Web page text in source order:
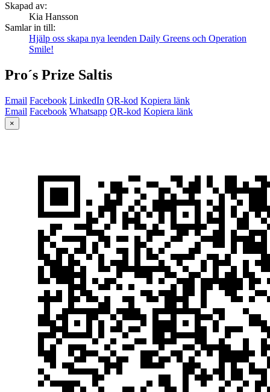
Skapad av:
Kia Hansson
Samlar in till:
Hjälp oss skapa nya leenden Daily Greens och Operation
Smile!
Pro´s Prize Saltis
Email Facebook LinkedIn QR-kod Kopiera länk
Email Facebook Whatsapp QR-kod Kopiera länk
×